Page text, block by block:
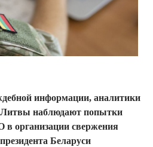
информации, аналитики
наблюдают попытки
организации свержения
Беларуси